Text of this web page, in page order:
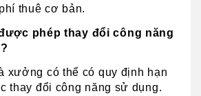
thuê cơ bản.
phép thay đổi công năng
xưởng có thể có quy định hạn
thay đổi công năng sử dụng.